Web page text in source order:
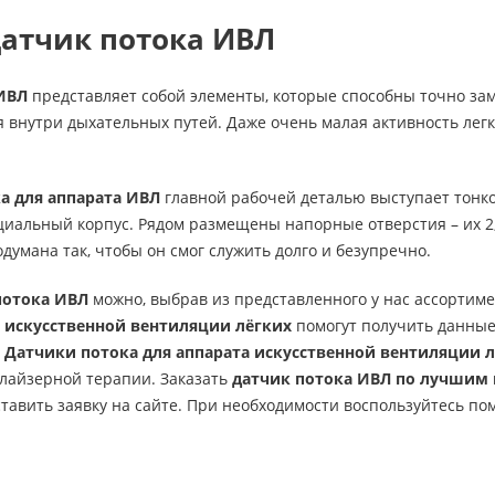
потока ИВЛ
представляет собой элементы, которые способны точно
дыхательных путей. Даже очень малая активность
для аппарата ИВЛ главной рабочей деталью выступает
корпус. Рядом размещены напорные отверстия – их
так, чтобы он смог служить долго и безупречно.
ИВЛ можно, выбрав из представленного у нас
вентиляции лёгких помогут получить
Датчики потока для аппарата искусственной вентиляции
терапии. Заказать датчик потока ИВЛ по лучшим
заявку на сайте. При необходимости воспользуйтесь